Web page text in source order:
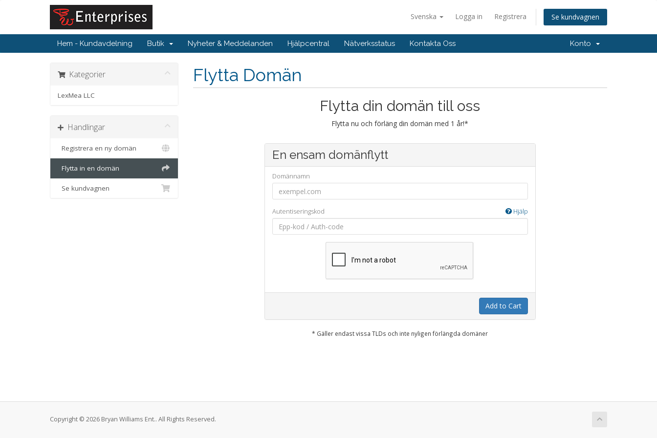
Svenska Logga in Registrera Se kundvagnen
Hem - Kundavdelning Butik Nyheter & Meddelanden Hjälpcentral Nätverksstatus Kontakta Oss Konto
Kategorier
LexMea LLC
Handlingar
Registrera en ny domän
Flytta in en domän
Se kundvagnen
Flytta Domän
Flytta din domän till oss
Flytta nu och förläng din domän med 1 år!*
En ensam domänflytt
Domännamn
Autentiseringskod Hjälp
Add to Cart
* Gäller endast vissa TLDs och inte nyligen förlängda domäner
Copyright © 2026 Bryan Williams Ent.. All Rights Reserved.